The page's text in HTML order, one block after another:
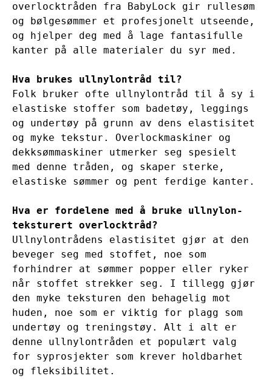
overlocktråden fra BabyLock gir rullesøm
og bølgesømmer et profesjonelt utseende,
og hjelper deg med å lage fantasifulle
kanter på alle materialer du syr med.
Hva brukes ullnylontråd til?
Folk bruker ofte ullnylontråd til å sy i
elastiske stoffer som badetøy, leggings
og undertøy på grunn av dens elastisitet
og myke tekstur. Overlockmaskiner og
dekksømmaskiner utmerker seg spesielt
med denne tråden, og skaper sterke,
elastiske sømmer og pent ferdige kanter.
Hva er fordelene med å bruke ullnylon-
teksturert overlocktråd?
Ullnylontrådens elastisitet gjør at den
beveger seg med stoffet, noe som
forhindrer at sømmer popper eller ryker
når stoffet strekker seg. I tillegg gjør
den myke teksturen den behagelig mot
huden, noe som er viktig for plagg som
undertøy og treningstøy. Alt i alt er
denne ullnylontråden et populært valg
for syprosjekter som krever holdbarhet
og fleksibilitet.